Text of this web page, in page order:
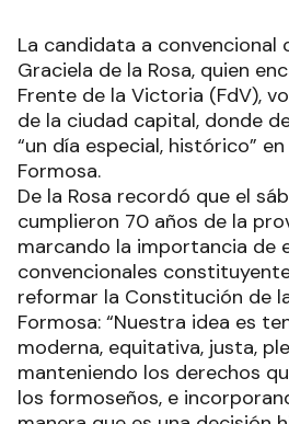
La candidata a
Graciela de la Rosa, quien
Frente de la Victoria (FdV),
de la ciudad capital, donde
“un día especial, histórico”
Formosa.
De la Rosa recordó que el
cumplieron 70 años de la
marcando la importancia de
convencionales
reformar la Constitución de
Formosa: “Nuestra idea es
moderna, equitativa, justa,
manteniendo los derechos
los formoseños, e